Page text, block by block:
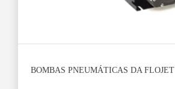
BOMBAS PNEUMÁTICAS DA FLOJET